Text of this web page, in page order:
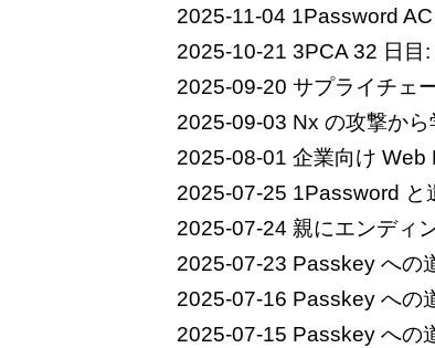
2025-11-04 1Password
2025-10-21 3PCA 32 日目
2025-09-20 サプライチェ
2025-09-03 Nx の攻撃か
2025-08-01 企業向け Web
2025-07-25 1Password と
2025-07-24 親にエンディ
2025-07-23 Passkey への
2025-07-16 Passkey への
2025-07-15 Passkey への